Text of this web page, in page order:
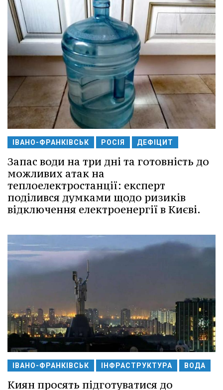
ІВАНО-ФРАНКІВСЬК РОСІЯ ДЕФІЦИТ
Запас води на три дні та готовність до
можливих атак на
теплоелектростанції: експерт
поділився думками щодо ризиків
відключення електроенергії в Києві.
ІВАНО-ФРАНКІВСЬК ІНФРАСТРУКТУРА ВОДА
Киян просять підготуватися до